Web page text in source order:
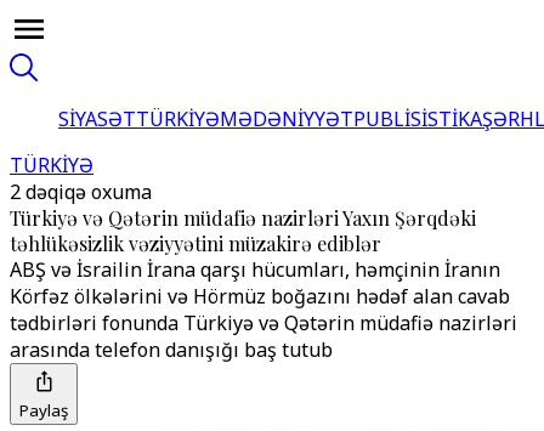
SİYASƏTTÜRKİYƏMƏDƏNİYYƏTPUBLİSİSTİKA
TÜRKİYƏ
2 dəqiqə oxuma
Türkiyə və Qətərin müdafiə nazirləri Yaxın Şərqdəki
təhlükəsizlik vəziyyətini müzakirə ediblər
ABŞ və İsrailin İrana qarşı hücumları, həmçinin İranın
Körfəz ölkələrini və Hörmüz boğazını hədəf alan cavab
tədbirləri fonunda Türkiyə və Qətərin müdafiə nazirləri
arasında telefon danışığı baş tutub
Paylaş